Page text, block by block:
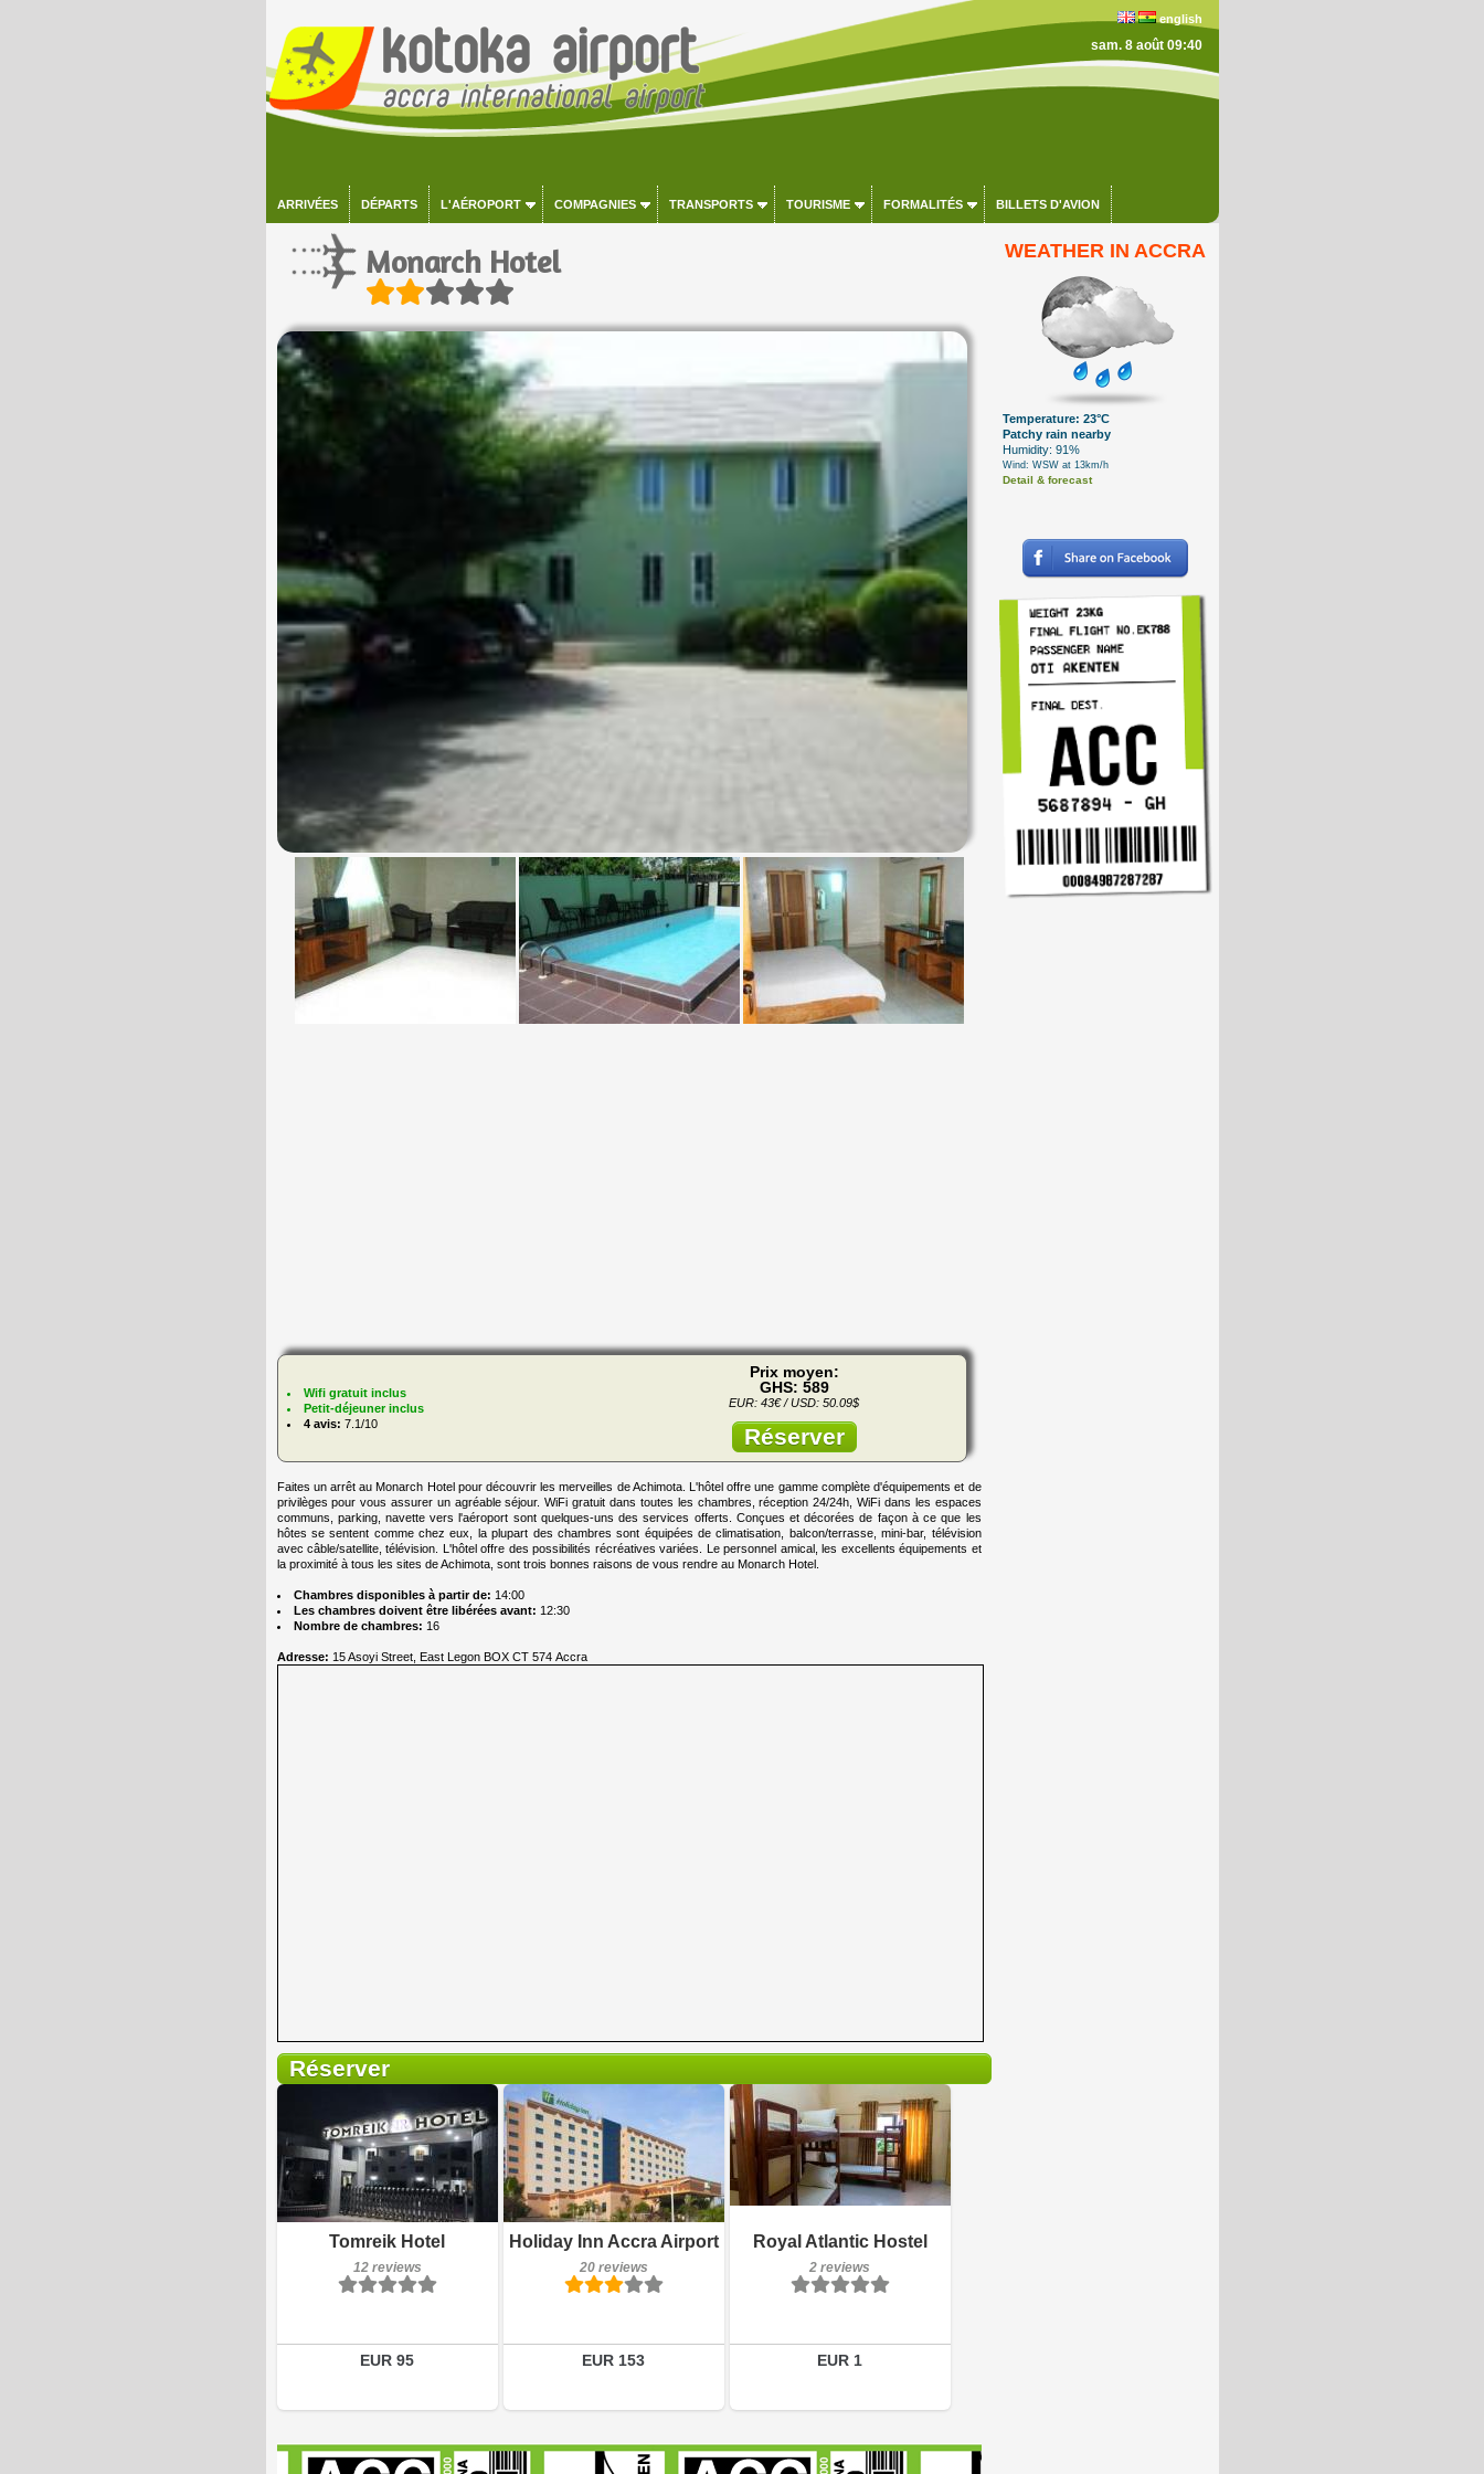
english
sam. 8 août 09:40
ARRIVÉES DÉPARTS L'AÉROPORT COMPAGNIES TRANSPORTS TOURISME FORMALITÉS BILLETS D'AVION
Monarch Hotel
Wifi gratuit inclus
Petit-déjeuner inclus
4 avis: 7.1/10
Prix moyen:
GHS: 589
EUR: 43€ / USD: 50.09$
Réserver
Faites un arrêt au Monarch Hotel pour découvrir les merveilles de Achimota. L'hôtel offre une gamme complète d'équipements et de
privilèges pour vous assurer un agréable séjour. WiFi gratuit dans toutes les chambres, réception 24/24h, WiFi dans les espaces
communs, parking, navette vers l'aéroport sont quelques-uns des services offerts. Conçues et décorées de façon à ce que les
hôtes se sentent comme chez eux, la plupart des chambres sont équipées de climatisation, balcon/terrasse, mini-bar, télévision
avec câble/satellite, télévision. L'hôtel offre des possibilités récréatives variées. Le personnel amical, les excellents équipements et
la proximité à tous les sites de Achimota, sont trois bonnes raisons de vous rendre au Monarch Hotel.
Chambres disponibles à partir de: 14:00
Les chambres doivent être libérées avant: 12:30
Nombre de chambres: 16
Adresse: 15 Asoyi Street, East Legon BOX CT 574 Accra
Réserver
Tomreik Hotel
12 reviews
EUR 95
Breakfast included
12 reviews
Details
Book a room
Holiday Inn Accra Airport
20 reviews
EUR 153
20 reviews
Details
Book a room
Royal Atlantic Hostel
2 reviews
EUR 1
2 reviews
Details
Book a room
WEATHER IN ACCRA
Temperature: 23°C
Patchy rain nearby
Humidity: 91%
Wind: WSW at 13km/h
Detail & forecast